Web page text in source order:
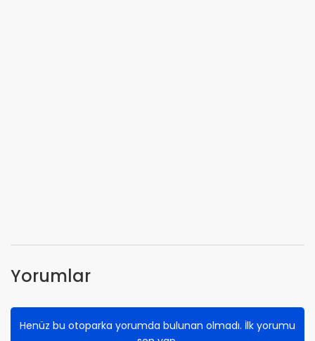
Yorumlar
Henüz bu otoparka yorumda bulunan olmadı. İlk yorumu